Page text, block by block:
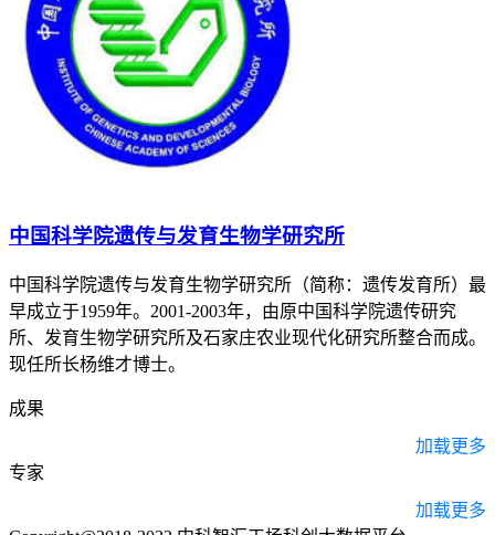
中国科学院遗传与发育生物学研究所
中国科学院遗传与发育生物学研究所（简称：遗传发育所）最
早成立于1959年。2001-2003年，由原中国科学院遗传研究
所、发育生物学研究所及石家庄农业现代化研究所整合而成。
现任所长杨维才博士。
成果
加载更多
专家
加载更多